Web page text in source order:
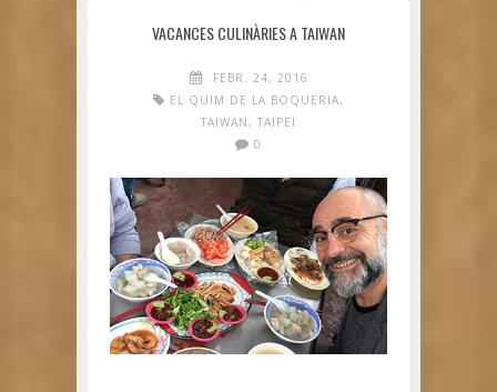
VACANCES CULINÀRIES A TAIWAN
FEBR. 24, 2016
EL QUIM DE LA BOQUERIA,
TAIWAN, TAIPEI
0